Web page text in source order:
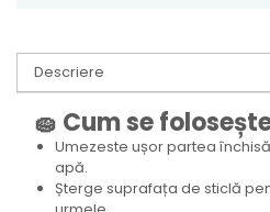
Descriere
🧽 Cum se
Umezeste ușor partea
apă.
Șterge suprafața de sticlă